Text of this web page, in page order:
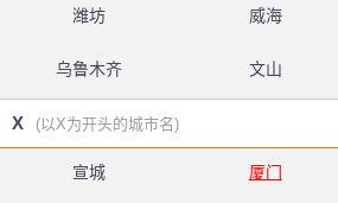
潍坊 威海
乌鲁木齐 文山
X (以X为开头的城市名)
宣城 厦门